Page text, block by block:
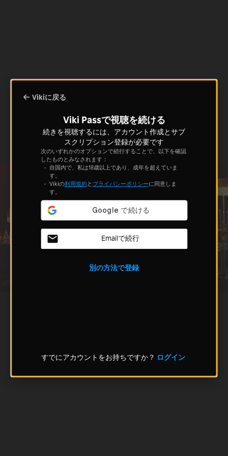
Vikiに戻る
Viki Passで視聴を続ける
続きを視聴するには、アカウント作成とサブ
スクリプション登録が必要です
次のいずれかのオプションで続行することで、以下を確認
したものとみなされます：
自国内で、私は18歳以上であり、成年を超えていま
す。
Vikiの利用規約と プライバシーポリシーに同意しま
す。
Emailで続行
別の方法で登録
すでにアカウントをお持ちですか？ ログイン